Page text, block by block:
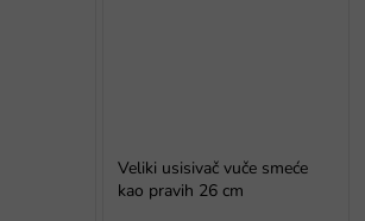
Veliki usisivač vuče smeće
kao pravih 26 cm